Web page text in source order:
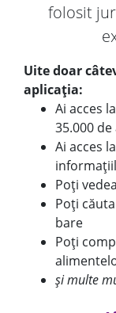
folosit
Uite doar
aplicația:
Ai acces
35.000
Ai acces
Poți
Poți
bare
Poți
și multe